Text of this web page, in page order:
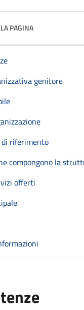
PAGINA
genitore
di riferimento
compongono la
offerti